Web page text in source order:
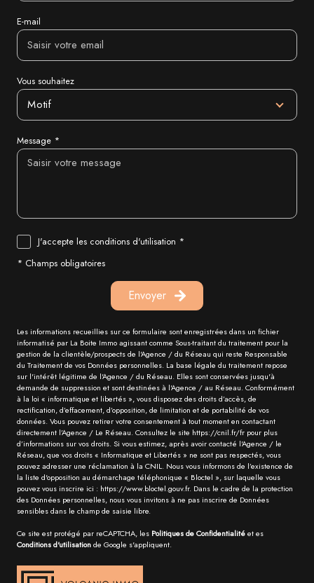
E-mail
Vous souhaitez
Motif
Message *
J'accepte les conditions d'utilisation *
* Champs obligatoires
Envoyer
Les informations recueillies sur ce formulaire sont enregistrées dans un fichier
informatisé par La Boite Immo agissant comme Sous-traitant du traitement pour la
gestion de la clientèle/prospects de l'Agence / du Réseau qui reste Responsable
du Traitement de vos Données personnelles. La base légale du traitement repose
sur l'intérêt légitime de l'Agence / du Réseau. Elles sont conservées jusqu'à
demande de suppression et sont destinées à l'Agence / au Réseau. Conformément
à la loi « informatique et libertés », vous disposez des droits d’accès, de
rectification, d’effacement, d’opposition, de limitation et de portabilité de vos
données. Vous pouvez retirer votre consentement à tout moment en contactant
directement l’Agence / Le Réseau. Consultez le site https://cnil.fr/fr pour plus
d’informations sur vos droits. Si vous estimez, après avoir contacté l'Agence / le
Réseau, que vos droits « Informatique et Libertés » ne sont pas respectés, vous
pouvez adresser une réclamation à la CNIL. Nous vous informons de l’existence de
la liste d'opposition au démarchage téléphonique « Bloctel », sur laquelle vous
pouvez vous inscrire ici : https://www.bloctel.gouv.fr. Dans le cadre de la protection
des Données personnelles, nous vous invitons à ne pas inscrire de Données
sensibles dans le champ de saisie libre.
Ce site est protégé par reCAPTCHA, les Politiques de Confidentialitéet es
Conditions d'utilisationde Google s'appliquent.